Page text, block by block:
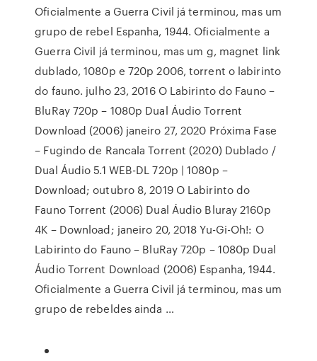
Oficialmente a Guerra Civil já terminou, mas um
grupo de rebel Espanha, 1944. Oficialmente a
Guerra Civil já terminou, mas um g, magnet link
dublado, 1080p e 720p 2006, torrent o labirinto
do fauno. julho 23, 2016 O Labirinto do Fauno –
BluRay 720p – 1080p Dual Áudio Torrent
Download (2006) janeiro 27, 2020 Próxima Fase
– Fugindo de Rancala Torrent (2020) Dublado /
Dual Áudio 5.1 WEB-DL 720p | 1080p –
Download; outubro 8, 2019 O Labirinto do
Fauno Torrent (2006) Dual Áudio Bluray 2160p
4K – Download; janeiro 20, 2018 Yu-Gi-Oh!: O
Labirinto do Fauno – BluRay 720p – 1080p Dual
Áudio Torrent Download (2006) Espanha, 1944.
Oficialmente a Guerra Civil já terminou, mas um
grupo de rebeldes ainda …